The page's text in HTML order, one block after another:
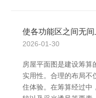
使各功能区之间无
2026-01-30
房屋平面图是建设筹算
实用性。合理的布局不
住体验。在筹算经过中